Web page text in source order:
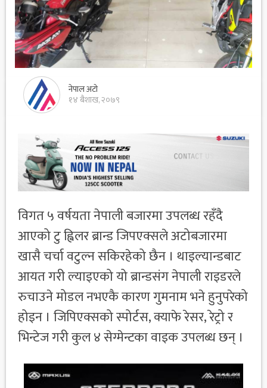
नेपाल अटो
१४ बैशाख, २०७९
विगत ५ वर्षयता नेपाली बजारमा उपलब्ध रहँदै
आएको टु ह्विलर ब्रान्ड जिपएक्सले अटोबजारमा
खासै चर्चा वटुल्न सकिरहेको छैन । थाइल्यान्डबाट
आयत गरी ल्याइएको यो ब्रान्डसंग नेपाली राइडरले
रुचाउने मोडल नभएकै कारण गुमनाम भने हुनुपरेको
होइन । जिपिएक्सको स्पोर्टस, क्याफे रेसर, रेट्रो र
भिन्टेज गरी कुल ४ सेग्मेन्टका वाइक उपलब्ध छन् ।